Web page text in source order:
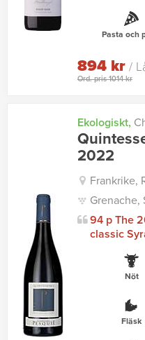
Pasta och
Ord. pris 1014 kr
894 kr /
Ekologiskt,
2022
Frankrike,
Grenache,
94 p The
classic
Nöt
Fläsk